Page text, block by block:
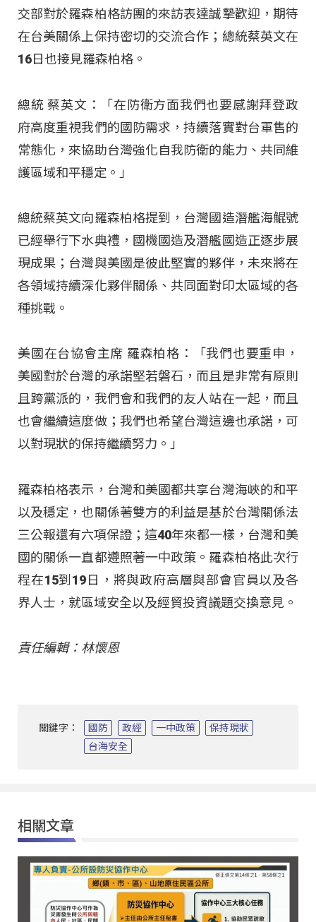
交部對於羅森柏格訪團的來訪表達誠摯歡迎，期待
在台美關係上保持密切的交流合作；總統蔡英文在
16日也接見羅森柏格。
總統 蔡英文：「在防衛方面我們也要感謝拜登政
府高度重視我們的國防需求，持續落實對台軍售的
常態化，來協助台灣強化自我防衛的能力、共同維
護區域和平穩定。」
總統蔡英文向羅森柏格提到，台灣國造潛艦海鯤號
已經舉行下水典禮，國機國造及潛艦國造正逐步展
現成果；台灣與美國是彼此堅實的夥伴，未來將在
各領域持續深化夥伴關係、共同面對印太區域的各
種挑戰。
美國在台協會主席 羅森柏格：「我們也要重申，
美國對於台灣的承諾堅若磐石，而且是非常有原則
且跨黨派的，我們會和我們的友人站在一起，而且
也會繼續這麼做；我們也希望台灣這邊也承諾，可
以對現狀的保持繼續努力。」
羅森柏格表示，台灣和美國都共享台灣海峽的和平
以及穩定，也關係著雙方的利益是基於台灣關係法
三公報還有六項保證；這40年來都一樣，台灣和美
國的關係一直都遵照著一中政策。羅森柏格此次行
程在15到19日，將與政府高層與部會官員以及各
界人士，就區域安全以及經貿投資議題交換意見。
責任編輯：林懷恩
關鍵字： 國防 政經 一中政策
保持現狀
台海安全
相關文章